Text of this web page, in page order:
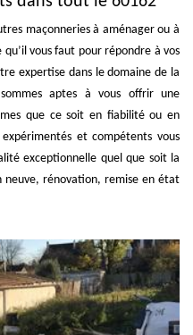
maçonneries à aménager ou à
vous faut pour répondre à vos
expertise dans le domaine de la
aptes à vous offrir une
que ce soit en fiabilité ou en
et compétents vous
exceptionnelle quel que soit la
rénovation, remise en état